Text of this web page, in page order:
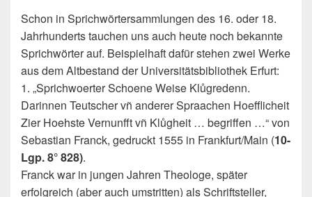
Schon in Sprichwörtersammlungen des 16. oder 18.
Jahrhunderts tauchen uns auch heute noch bekannte
Sprichwörter auf. Beispielhaft dafür stehen zwei Werke
aus dem Altbestand der Universitätsbibliothek Erfurt:
1. „Sprichwoerter Schoene Weise Klůgredenn.
Darinnen Teutscher vñ anderer Spraachen Hoefflicheit
Zier Hoehste Vernunfft vñ Klůgheit … begriffen …“ von
Sebastian Franck, gedruckt 1555 in Frankfurt/Main (10-
Lgp. 8° 828).
Franck war in jungen Jahren Theologe, später
erfolgreich (aber auch umstritten) als Schriftsteller,